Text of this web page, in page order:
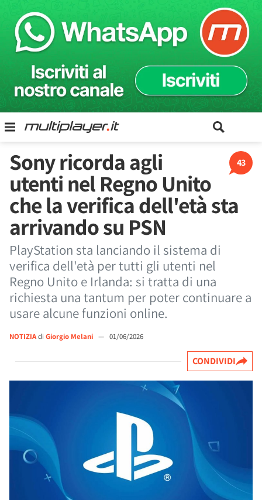
43
Sony ricorda agli
utenti nel Regno Unito
che la verifica dell'età sta
arrivando su PSN
PlayStation sta lanciando il sistema di
verifica dell'età per tutti gli utenti nel
Regno Unito e Irlanda: si tratta di una
richiesta una tantum per poter continuare a
usare alcune funzioni online.
NOTIZIAdi Giorgio Melani — 01/06/2026
CONDIVIDI